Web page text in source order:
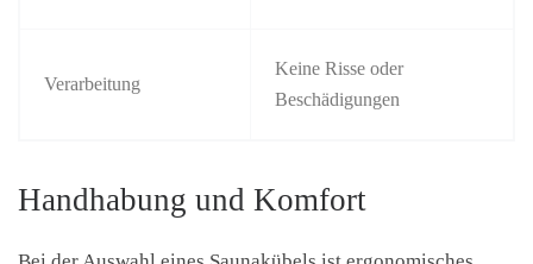
Verarbeitung
Keine Risse oder
Beschädigungen
Handhabung und Komfort